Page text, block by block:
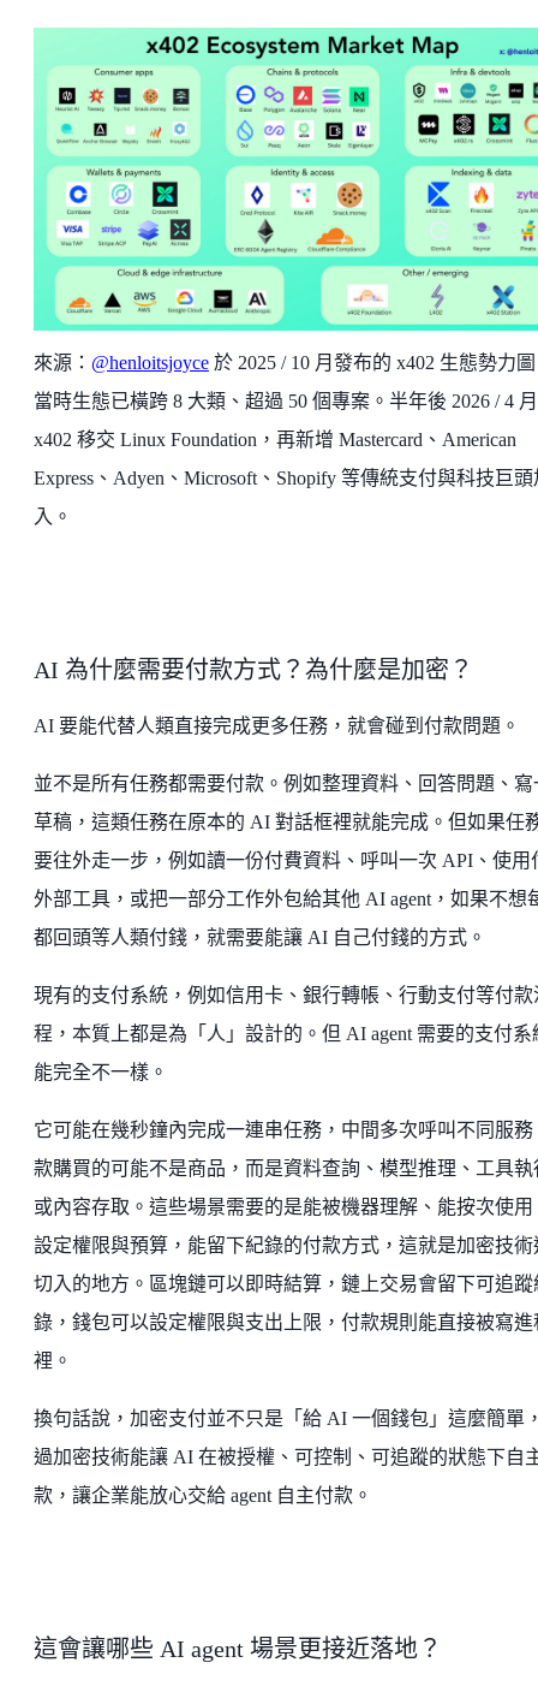
來源： @henloitsjoyce 於 2025 / 10 月發布的 x402 生態勢力
當時生態已橫跨 8 大類、超過 50 個專案。半年後 2026 / 4
x402 移交 Linux Foundation，再新增 Mastercard、American
Express、Adyen、Microsoft、Shopify 等傳統支付與科技巨頭
入。
AI 為什麼需要付款方式？為什麼是加密？
AI 要能代替人類直接完成更多任務，就會碰到付款問題。
並不是所有任務都需要付款。例如整理資料、回答問題、寫
草稿，這類任務在原本的 AI 對話框裡就能完成。但如果任
要往外走一步，例如讀一份付費資料、呼叫一次 API、使用
外部工具，或把一部分工作外包給其他 AI agent，如果不想
都回頭等人類付錢，就需要能讓 AI 自己付錢的方式。
現有的支付系統，例如信用卡、銀行轉帳、行動支付等付款
程，本質上都是為「人」設計的。但 AI agent 需要的支付系
能完全不一樣。
它可能在幾秒鐘內完成一連串任務，中間多次呼叫不同服務
款購買的可能不是商品，而是資料查詢、模型推理、工具執
或內容存取。這些場景需要的是能被機器理解、能按次使用
設定權限與預算，能留下紀錄的付款方式，這就是加密技術
切入的地方。區塊鏈可以即時結算，鏈上交易會留下可追蹤
錄，錢包可以設定權限與支出上限，付款規則能直接被寫進
裡。
換句話說，加密支付並不只是「給 AI 一個錢包」這麼簡單
過加密技術能讓 AI 在被授權、可控制、可追蹤的狀態下自
款，讓企業能放心交給 agent 自主付款。
這會讓哪些 AI agent 場景更接近落地？